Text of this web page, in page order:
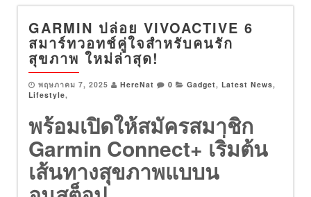
GARMIN ปล่อย VIVOACTIVE 6
สมาร์ทวอทช์คู่ใจสำหรับคนรัก
สุขภาพ ใหม่ล่าสุด!
พฤษภาคม 7, 2025 HereNat 0 Gadget, Latest News,
Lifestyle,
พร้อมเปิดให้สมัครสมาชิก
Garmin Connect+ เริ่มต้น
เส้นทางสุขภาพแบบน